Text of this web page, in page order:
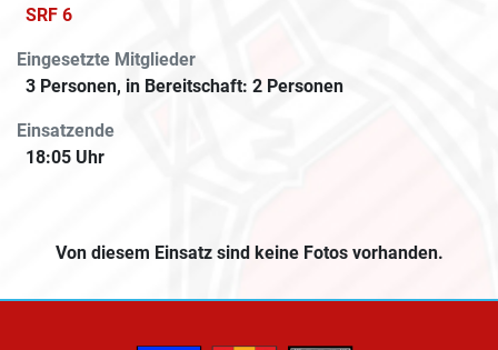
SRF 6
Eingesetzte Mitglieder
3 Personen, in Bereitschaft: 2 Personen
Einsatzende
18:05 Uhr
Von diesem Einsatz sind keine Fotos vorhanden.